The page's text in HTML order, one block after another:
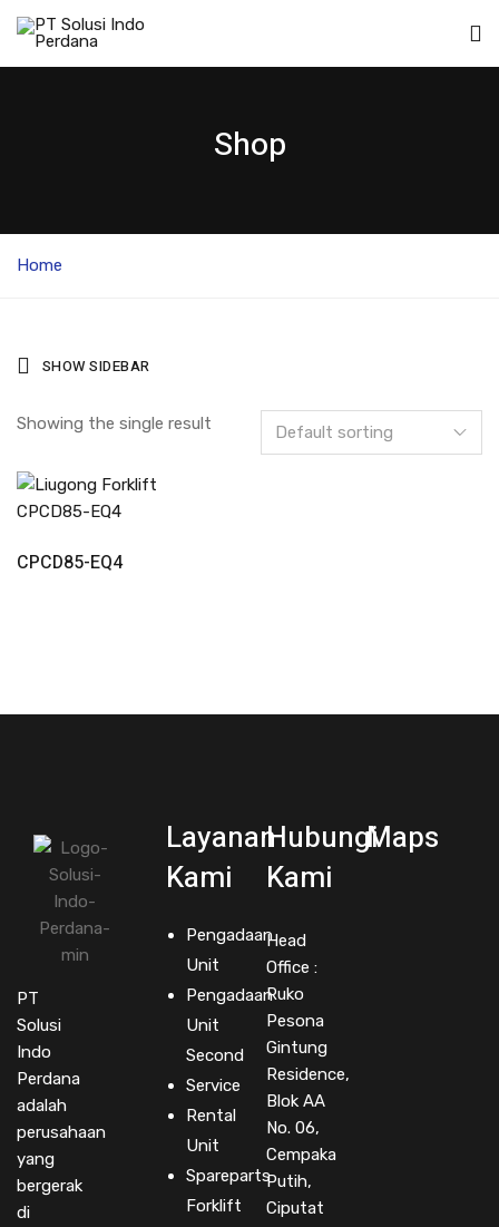
Shop
Home
SHOW SIDEBAR
Showing the single result
Read More
CPCD85-EQ4
PT
Solusi
Indo
Perdana
adalah
perusahaan
yang
bergerak
di
Layanan
Kami
Pengadaan
Unit
Pengadaan
Unit
Second
Service
Rental
Unit
Spareparts
Forklift
Hubungi
Kami
Head
Office :
Ruko
Pesona
Gintung
Residence,
Blok AA
No. 06,
Cempaka
Putih,
Ciputat
Maps